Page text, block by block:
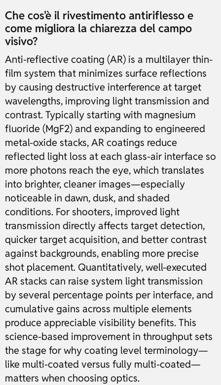
Che cos'è il rivestimento antiriflesso e
come migliora la chiarezza del campo
visivo?
Anti-reflective coating (AR) is a multilayer thin-
film system that minimizes surface reflections
by causing destructive interference at target
wavelengths, improving light transmission and
contrast. Typically starting with magnesium
fluoride (MgF2) and expanding to engineered
metal-oxide stacks, AR coatings reduce
reflected light loss at each glass-air interface so
more photons reach the eye, which translates
into brighter, cleaner images—especially
noticeable in dawn, dusk, and shaded
conditions. For shooters, improved light
transmission directly affects target detection,
quicker target acquisition, and better contrast
against backgrounds, enabling more precise
shot placement. Quantitatively, well-executed
AR stacks can raise system light transmission
by several percentage points per interface, and
cumulative gains across multiple elements
produce appreciable visibility benefits. This
science-based improvement in throughput sets
the stage for why coating level terminology—
like multi-coated versus fully multi-coated—
matters when choosing optics.